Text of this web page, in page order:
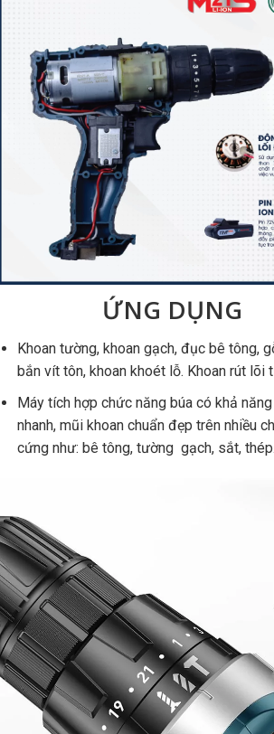
ỨNG DỤNG
Khoan tường, khoan gạch, đục bê tông,
bắn vít tôn, khoan khoét lỗ. Khoan rút lõi
Máy tích hợp chức năng búa có khả
nhanh, mũi khoan chuẩn đẹp trên nhiều
cứng như: bê tông, tường gạch, sắt,